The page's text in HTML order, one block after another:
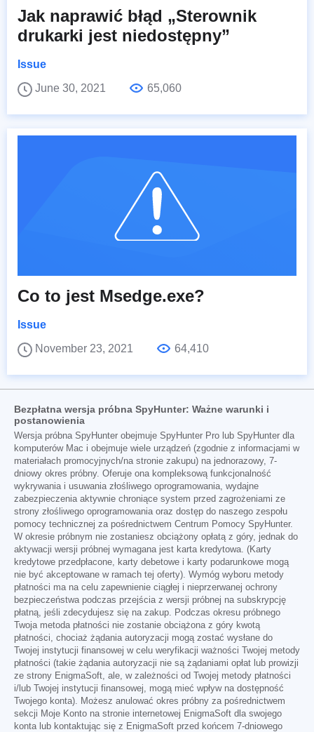
Jak naprawić błąd „Sterownik
drukarki jest niedostępny”
Issue
June 30, 2021
65,060
Co to jest Msedge.exe?
Issue
November 23, 2021
64,410
Bezpłatna wersja próbna SpyHunter: Ważne warunki i
postanowienia
Wersja próbna SpyHunter obejmuje SpyHunter Pro lub SpyHunter dla
komputerów Mac i obejmuje wiele urządzeń (zgodnie z informacjami w
materiałach promocyjnych/na stronie zakupu) na jednorazowy, 7-
dniowy okres próbny. Oferuje ona kompleksową funkcjonalność
wykrywania i usuwania złośliwego oprogramowania, wydajne
zabezpieczenia aktywnie chroniące system przed zagrożeniami ze
strony złośliwego oprogramowania oraz dostęp do naszego zespołu
pomocy technicznej za pośrednictwem Centrum Pomocy SpyHunter.
W okresie próbnym nie zostaniesz obciążony opłatą z góry, jednak do
aktywacji wersji próbnej wymagana jest karta kredytowa. (Karty
kredytowe przedpłacone, karty debetowe i karty podarunkowe mogą
nie być akceptowane w ramach tej oferty). Wymóg wyboru metody
płatności ma na celu zapewnienie ciągłej i nieprzerwanej ochrony
bezpieczeństwa podczas przejścia z wersji próbnej na subskrypcję
płatną, jeśli zdecydujesz się na zakup. Podczas okresu próbnego
Twoja metoda płatności nie zostanie obciążona z góry kwotą
płatności, chociaż żądania autoryzacji mogą zostać wysłane do
Twojej instytucji finansowej w celu weryfikacji ważności Twojej metody
płatności (takie żądania autoryzacji nie są żądaniami opłat lub prowizji
ze strony EnigmaSoft, ale, w zależności od Twojej metody płatności
i/lub Twojej instytucji finansowej, mogą mieć wpływ na dostępność
Twojego konta). Możesz anulować okres próbny za pośrednictwem
sekcji Moje Konto na stronie internetowej EnigmaSoft dla swojego
konta lub kontaktując się z EnigmaSoft przed końcem 7-dniowego